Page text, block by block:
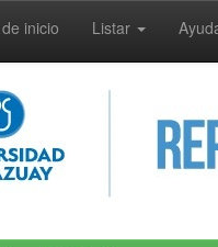
inicio Listar